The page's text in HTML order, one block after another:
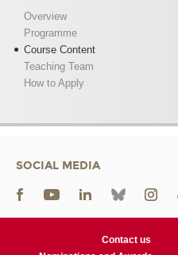
Overview
Programme
Course Content
Teaching Team
How to Apply
SOCIAL MEDIA
Contact us